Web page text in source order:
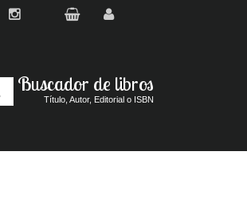
Buscador de libros
Título, Autor, Editorial o ISBN